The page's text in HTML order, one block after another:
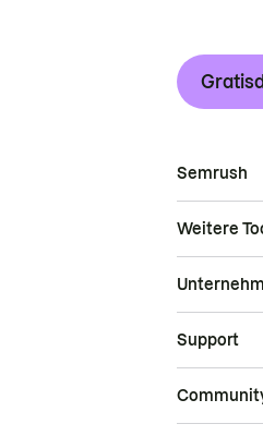
Semrush
Weitere
Support